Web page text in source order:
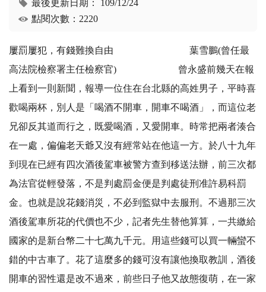
最後更新日期： 109/12/24
點閱次數：2220
屢罰屢犯，有錢難換自由 葉雪鵬(曾任最
高法院檢察署主任檢察官) 曾永盛前幾天在報
上看到一則新聞，報導一位住在台北縣的高姓男子，平時喜
歡喝兩杯，別人是「喝酒不開車，開車不喝酒」，而這位老
兄卻反其道而行之，既愛喝酒，又愛開車。時常把兩者湊合
在一處，偏偏老天爺又沒有經常站在他這一方。於八十九年
到現在已經有四次酒後駕車被警方查到移送法辦，前三次都
為法官從輕發落，不是判處罰金便是判處徒刑准許易科罰
金。也就是說花錢消災，不必到監獄中去服刑。不過那三次
酒後駕車所花的代價也不少，記者先生替他算算，一共繳給
國家的是新台幣二十七萬九千元。用這些錢可以買一輛蠻不
錯的中古車了。花了這麼多的錢可沒有讓他換取教訓，酒後
開車的習性還是改不過來，前些日子他又故態復萌，在一家